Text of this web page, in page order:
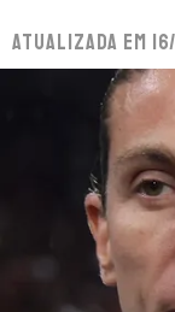
Atualizada em